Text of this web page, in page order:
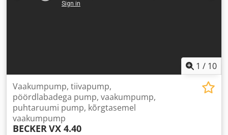
1 / 10
Vaakumpump, tiivapump,
pöördlabadega pump, vaakumpump,
puhtaruumi pump, kõrgtasemel
vaakumpump
BECKER VX 4.40